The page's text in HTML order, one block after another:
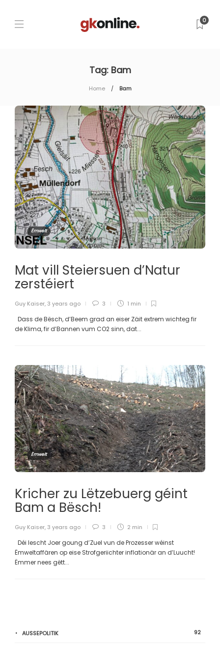
0
Tag: Bam
Home Bam
Ëmwelt
Mat vill Steiersuen d’Natur
zerstéiert
Guy Kaiser, 3 years ago 3 1 min
Dass de Bësch, d’Beem grad an eiser Zäit extrem wichteg fir
de Klima, fir d’Bannen vum CO2 sinn, dat...
Ëmwelt
Kricher zu Lëtzebuerg géint
Bam a Bësch!
Guy Kaiser, 3 years ago 3 2 min
Déi lescht Joer goung d’Zuel vun de Prozesser wéinst
Ëmweltaffären op eise Strofgeriichter inflationär an d’Luucht!
Ëmmer nees gëtt...
AUSSEPOLITIK 92